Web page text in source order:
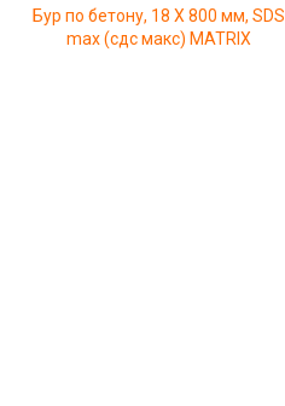
Бур по бетону, 18 Х 800 мм, SDS
max (сдс макс) MATRIX